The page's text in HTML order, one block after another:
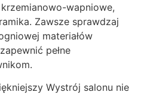
wapniowe,
Zawsze sprawdzaj
materiałów
pełne
Wystrój salonu nie